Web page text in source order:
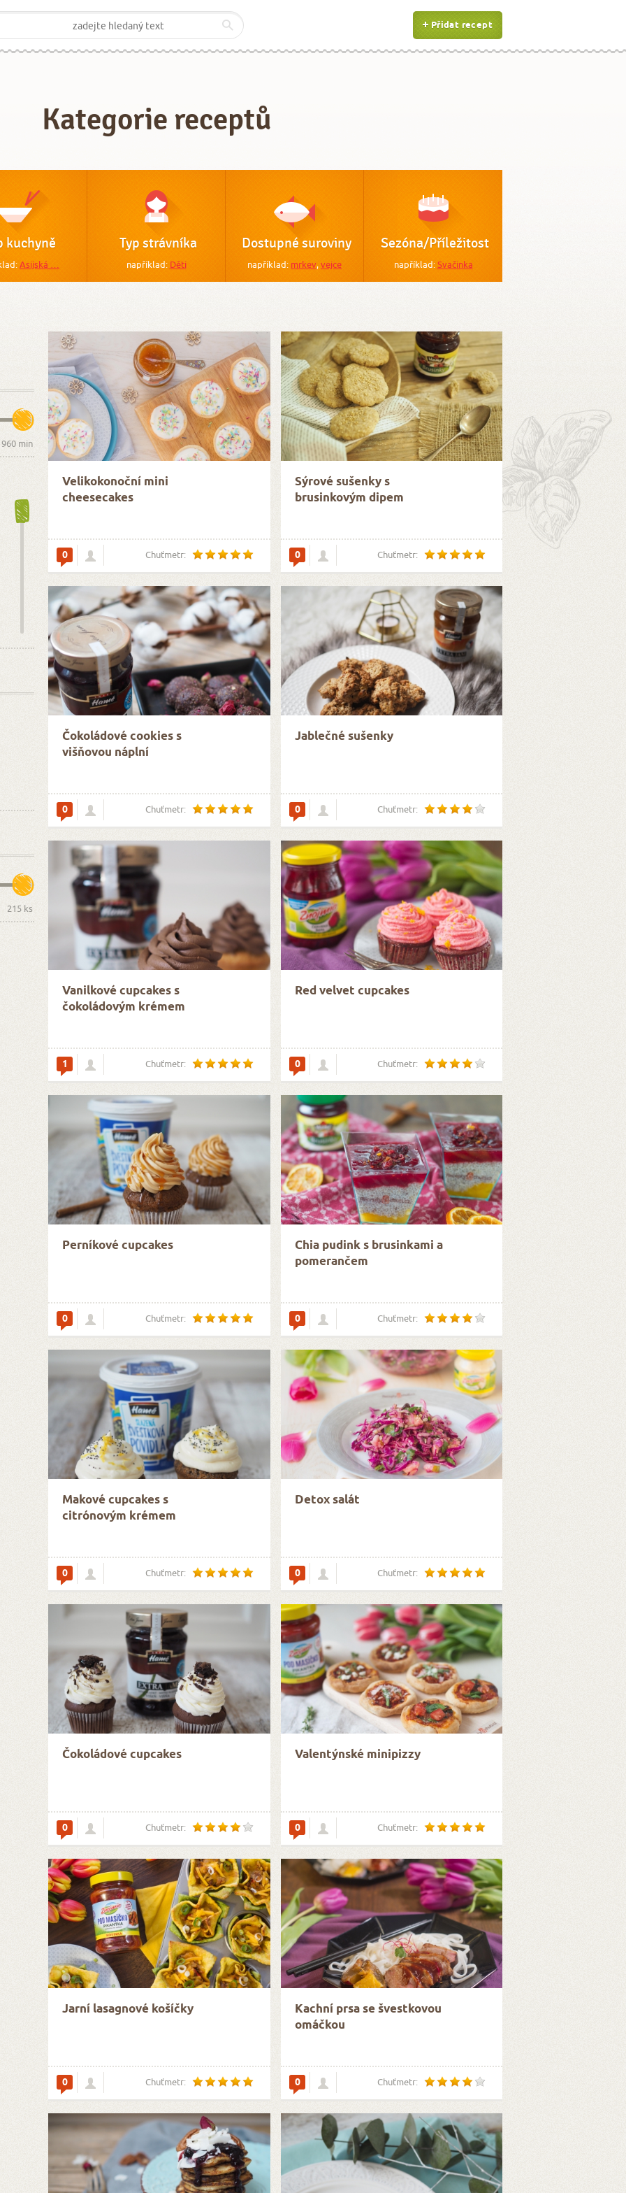
Přidat recept
Kategorie receptů
kuchyně
Asijská …
Typ strávníka
například: Děti
Dostupné suroviny
například: mrkev,vejce
Sezóna/Příležitost
například:Svačinka
Velikokonoční mini
cheesecakes
0 Chuťmetr:
Sýrové sušenky s
brusinkovým dipem
0 Chuťmetr:
Čokoládové cookies s
višňovou náplní
0 Chuťmetr:
Jablečné sušenky
0 Chuťmetr:
Vanilkové cupcakes s
čokoládovým krémem
1 Chuťmetr:
Red velvet cupcakes
0 Chuťmetr:
Perníkové cupcakes
0 Chuťmetr:
Chia pudink s brusinkami a
pomerančem
0 Chuťmetr:
Makové cupcakes s
citrónovým krémem
0 Chuťmetr:
Detox salát
0 Chuťmetr:
Čokoládové cupcakes
0 Chuťmetr:
Valentýnské minipizzy
0 Chuťmetr:
Jarní lasagnové košíčky
0 Chuťmetr:
Kachní prsa se švestkovou
omáčkou
0 Chuťmetr: